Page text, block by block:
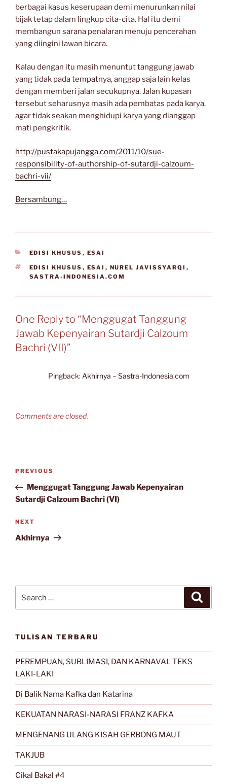
berbagai kasus keserupaan demi menurunkan nilai
bijak tetap dalam lingkup cita-cita. Hal itu demi
membangun sarana penalaran menuju pencerahan
yang diingini lawan bicara.
Kalau dengan itu masih menuntut tanggung jawab
yang tidak pada tempatnya, anggap saja lain kelas
dengan memberi jalan secukupnya. Jalan kupasan
tersebut seharusnya masih ada pembatas pada karya,
agar tidak seakan menghidupi karya yang dianggap
mati pengkritik.
http://pustakapujangga.com/2011/10/sue-
responsibility-of-authorship-of-sutardji-calzoum-
bachri-vii/
Bersambung…
CATEGORIES
EDISI KHUSUS , ESAI
TAGS
EDISI KHUSUS , ESAI , NUREL JAVISSYARQI ,
SASTRA-INDONESIA.COM
One Reply to “Menggugat Tanggung
Jawab Kepenyairan Sutardji Calzoum
Bachri (VII)”
Pingback: Akhirnya – Sastra-Indonesia.com
Comments are closed.
Post
Previous
Post
PREVIOUS
Menggugat Tanggung Jawab Kepenyairan
Sutardji Calzoum Bachri (VI)
Next
Post
NEXT
Akhirnya
for:
TULISAN TERBARU
PEREMPUAN, SUBLIMASI, DAN KARNAVAL TEKS
LAKI-LAKI
Di Balik Nama Kafka dan Katarina
KEKUATAN NARASI-NARASI FRANZ KAFKA
MENGENANG ULANG KISAH GERBONG MAUT
TAKJUB
Cikal Bakal #4